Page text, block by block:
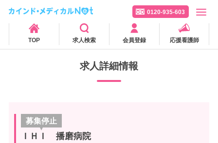
0120-935-603
TOP 求人検索 会員登録 応援看護師
求人詳細情報
募集停止
ＩＨＩ 播磨病院